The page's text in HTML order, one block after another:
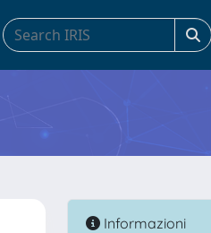
Informazioni